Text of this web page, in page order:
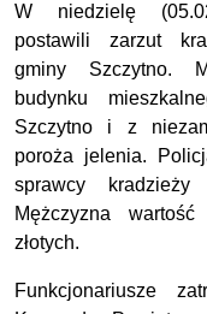
W niedzielę
postawili zarzut
gminy Szczytno.
budynku
Szczytno i z
poroża jelenia.
sprawcy kradzieży
Mężczyzna
złotych.
Funkcjonariusze